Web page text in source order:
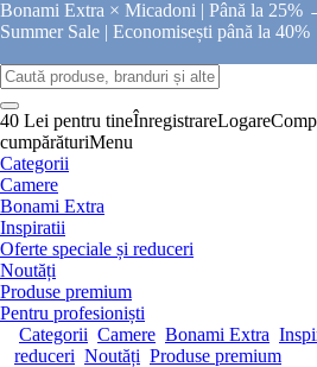
Bonami Extra × Micadoni | Până la 25%
Summer Sale | Economisești până la
40 Lei pentru tineÎnregistrareLogare
cumpărăturiMenu
Categorii
Camere
Bonami Extra
Inspiratii
Oferte speciale și reduceri
Noutăți
Produse premium
Pentru profesioniști
Categorii Camere Bonami Extra
reduceri Noutăți Produse premium